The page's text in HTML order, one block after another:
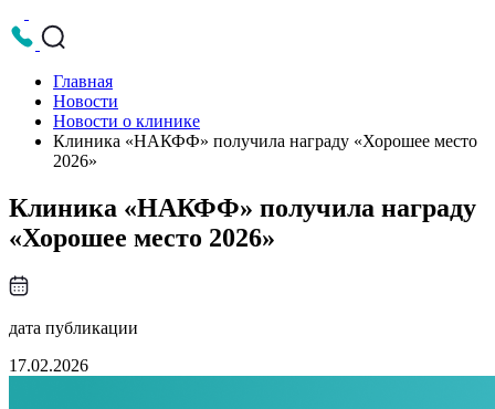
Главная
Новости
Новости о клинике
Клиника «НАКФФ» получила награду «Хорошее место
2026»
Клиника «НАКФФ» получила награду
«Хорошее место 2026»
дата публикации
17.02.2026